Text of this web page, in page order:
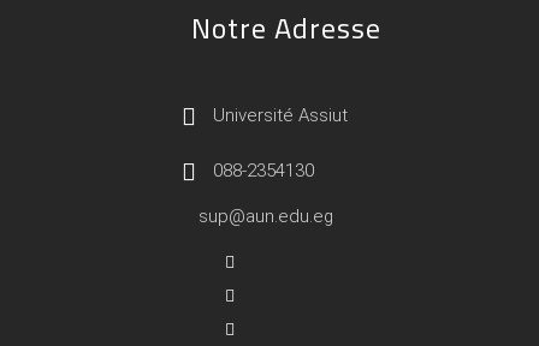
Notre Adresse
Université Assiut
088-2354130
sup@aun.edu.eg